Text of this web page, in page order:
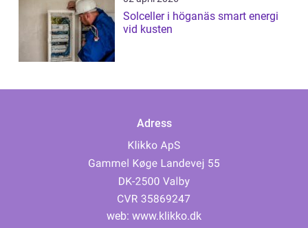
Solceller i höganäs smart energi
vid kusten
Adress
web: www.klikko.dk